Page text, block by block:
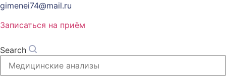
gimenei74@mail.ru
Записаться на приём
Search